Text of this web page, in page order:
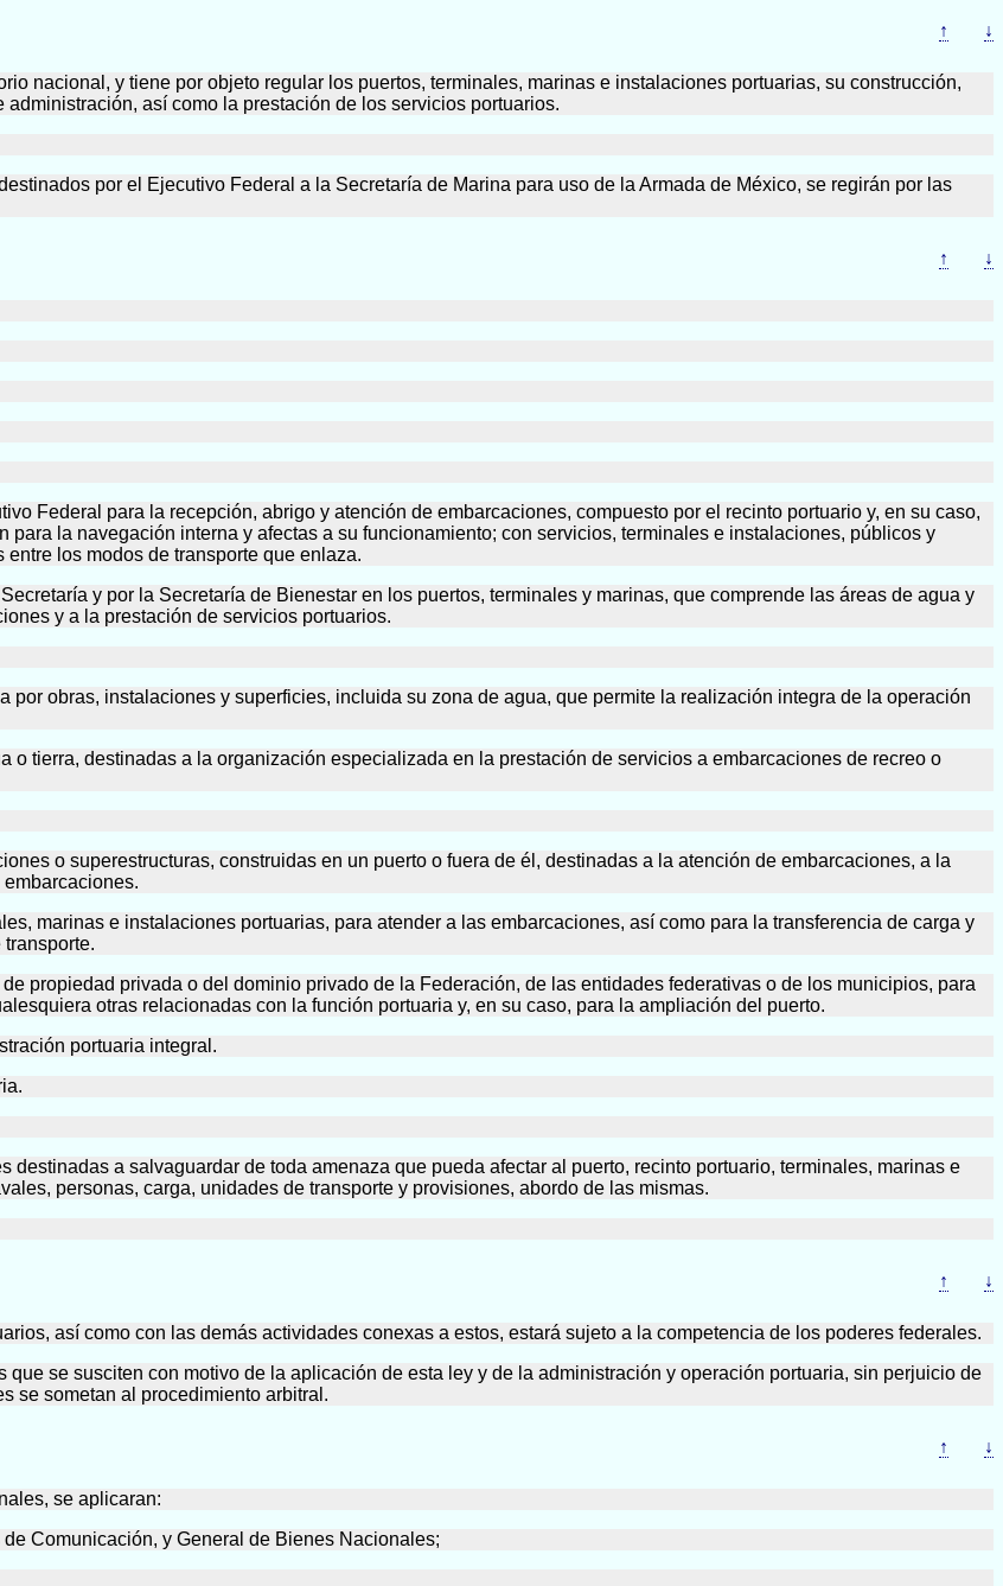
↑ ↓
nacional, y tiene por objeto regular los puertos, terminales, marinas e instalaciones portuarias, su construcción,
así como la prestación de los servicios portuarios.
por el Ejecutivo Federal a la Secretaría de Marina para uso de la Armada de México, se regirán por las
↑ ↓
Federal para la recepción, abrigo y atención de embarcaciones, compuesto por el recinto portuario y, en su caso,
la navegación interna y afectas a su funcionamiento; con servicios, terminales e instalaciones, públicos y
los modos de transporte que enlaza.
y por la Secretaría de Bienestar en los puertos, terminales y marinas, que comprende las áreas de agua y
y a la prestación de servicios portuarios.
por obras, instalaciones y superficies, incluida su zona de agua, que permite la realización integra de la operación
o tierra, destinadas a la organización especializada en la prestación de servicios a embarcaciones de recreo o
o superestructuras, construidas en un puerto o fuera de él, destinadas a la atención de embarcaciones, a la
marinas e instalaciones portuarias, para atender a las embarcaciones, así como para la transferencia de carga y
propiedad privada o del dominio privado de la Federación, de las entidades federativas o de los municipios, para
otras relacionadas con la función portuaria y, en su caso, para la ampliación del puerto.
portuaria integral.
a salvaguardar de toda amenaza que pueda afectar al puerto, recinto portuario, terminales, marinas e
personas, carga, unidades de transporte y provisiones, abordo de las mismas.
↑ ↓
así como con las demás actividades conexas a estos, estará sujeto a la competencia de los poderes federales.
se susciten con motivo de la aplicación de esta ley y de la administración y operación portuaria, sin perjuicio de
se sometan al procedimiento arbitral.
↑ ↓
se aplicaran:
Comunicación, y General de Bienes Nacionales;